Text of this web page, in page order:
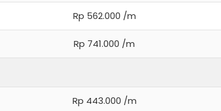
Rp 562.000 /m
Rp 741.000 /m
Rp 443.000 /m